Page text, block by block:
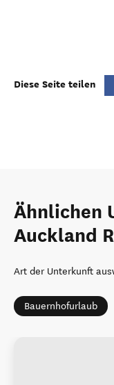
Diese Seite teilen
Ähnlichen
Auckland
Art der Unterkunft
Bauernhofurlaub